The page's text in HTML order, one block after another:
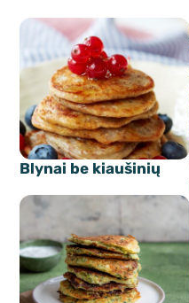
Blynai be kiaušinių